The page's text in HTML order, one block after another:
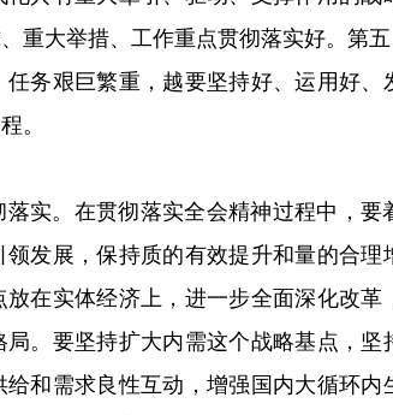
重大举措、工作重点贯彻落实好。第
务艰巨繁重，越要坚持好、运用好、
。
实。在贯彻落实全会精神过程中，要
发展，保持质的有效提升和量的合理
在实体经济上，进一步全面深化改
。要坚持扩大内需这个战略基点，坚
和需求良性互动，增强国内大循环内